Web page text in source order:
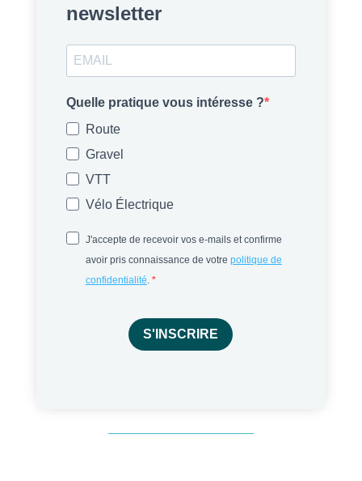
newsletter
Quelle pratique vous intéresse ?
Route
Gravel
VTT
Vélo Électrique
J'accepte de recevoir vos e-mails et confirme
avoir pris connaissance de votre politique de
confidentialité
S'INSCRIRE